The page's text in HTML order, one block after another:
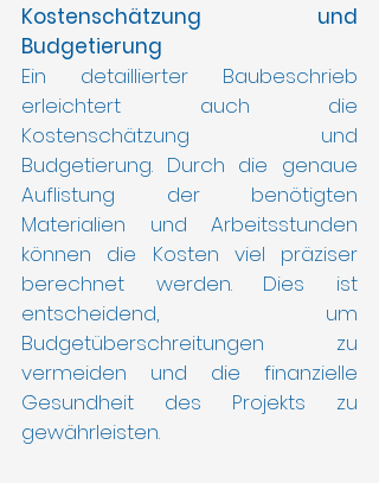
Kostenschätzung und
Budgetierung
Ein detaillierter Baubeschrieb
erleichtert auch die
Kostenschätzung und
Budgetierung. Durch die genaue
Auflistung der benötigten
Materialien und Arbeitsstunden
können die Kosten viel präziser
berechnet werden. Dies ist
entscheidend, um
Budgetüberschreitungen zu
vermeiden und die finanzielle
Gesundheit des Projekts zu
gewährleisten.